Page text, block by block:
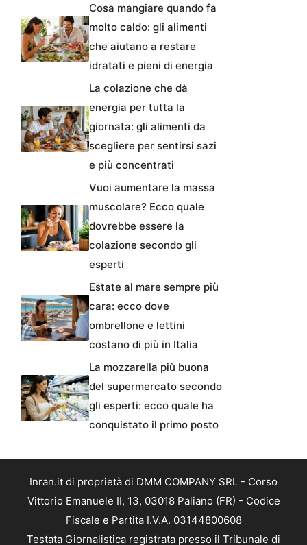
Cosa mangiare quando fa
molto caldo: gli alimenti
che aiutano a restare
idratati e pieni di energia
La colazione che dà
energia per tutta la
giornata: gli alimenti da
scegliere per sentirsi sazi
e più concentrati
Vuoi aumentare la massa
muscolare? Ecco quale
dovrebbe essere la
colazione secondo gli
esperti
Estate al mare sempre più
cara: ecco dove
ombrellone e lettini
costano di più in Italia
La mozzarella più buona
del supermercato secondo
gli esperti: ecco quale ha
conquistato il primo posto
Inran.it di proprietà di DMM COMPANY SRL - Corso
Vittorio Emanuele II, 13, 03018 Paliano (FR) - Codice
Fiscale e Partita I.V.A. 03144800608
Testata Giornalistica registrata presso il Tribunale di